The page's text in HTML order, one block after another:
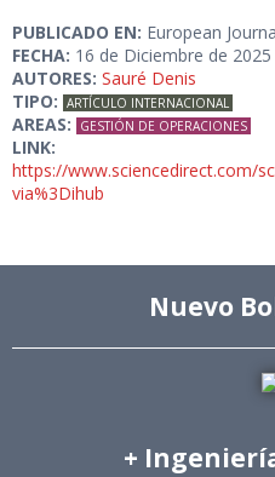
PUBLICADO EN: European
FECHA: 16 de Diciembre de 2025
AUTORES: Sauré Denis
TIPO: ARTÍCULO INTERNACIONAL
AREAS: GESTIÓN DE OPERACIONES
LINK:
https://www.sciencedirect.com/
via%3Dihub
Nuevo
+